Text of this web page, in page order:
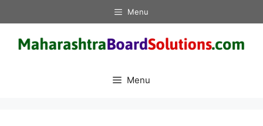
to
content
Menu
Menu